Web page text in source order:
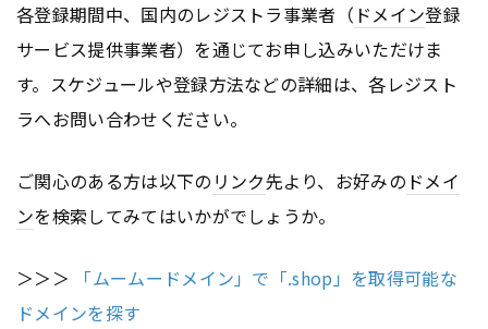
各登録期間中、国内のレジストラ事業者（ ドメイン登録
サービス提供事業者）を通じてお申し込みいただけま
す。スケジュールや登録方法などの詳細は、各レジスト
ラへお問い合わせください。
ご関心のある方は以下の リンク先より、お好みの ドメイ
ンを検索してみてはいかがでしょうか。
＞＞＞
「ムームードメイン」で「.shop」を取得可能な
ドメインを探す